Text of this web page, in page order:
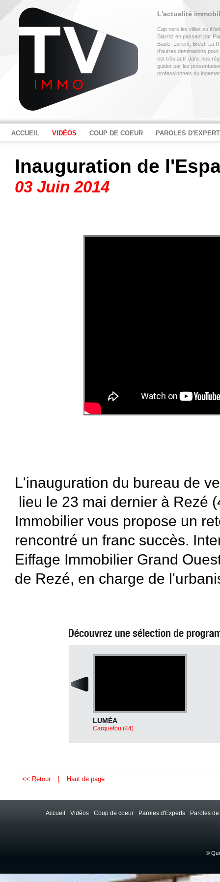
L'actualité
Cap vers les villes où il
Biarritz en passant par
Baule, Lorient, Brest, La
d'autres destinations
est très actif dans nos
guider par les
professionnels du
ACCUEIL VIDÉOS COUP DE COEUR PAROLES
Inauguration de
03 Juin 2014
L'inauguration du bureau de
lieu le 23 mai dernier à Rezé
Immobilier vous propose un
rencontré un franc succès.
Eiffage Immobilier Grand
de Rezé, en charge de
LUMÉA
Carquefou (44)
<< Retour Haut de page
Accueil Vidéos Coup de coeur Paroles d'Experts Paroles
©